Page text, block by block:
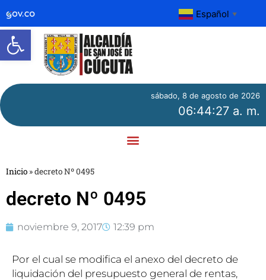
Abrir barra de herramientas
Español ▼
sábado, 8 de agosto de 2026
06:44:27 a. m.
Inicio »decreto Nº 0495
decreto Nº 0495
noviembre 9, 2017 12:39 pm
Por el cual se modifica el anexo del decreto de
liquidación del presupuesto general de rentas,